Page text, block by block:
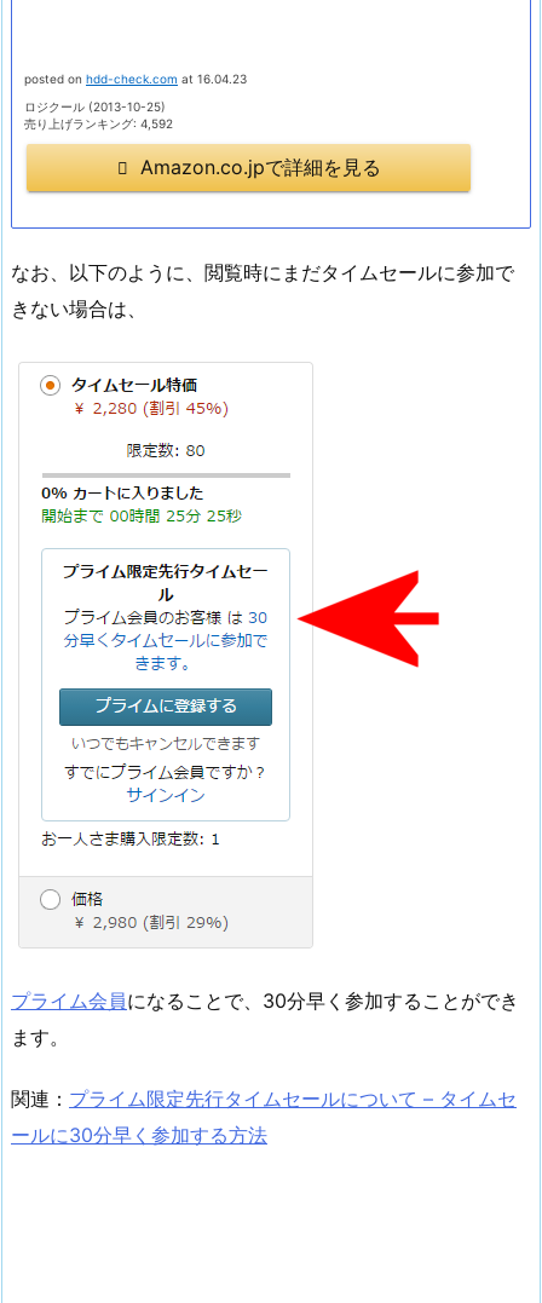
posted on hdd-check.com at 16.04.23
ロジクール (2013-10-25)
売り上げランキング: 4,592
Amazon.co.jpで詳細を見る
なお、以下のように、閲覧時にまだタイムセールに参加で
きない場合は、
プライム会員になることで、30分早く参加することができ
ます。
関連： プライム限定先行タイムセールについて – タイムセ
ールに30分早く参加する方法